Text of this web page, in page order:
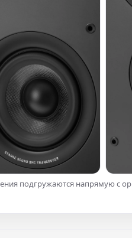
подгружаются напрямую с